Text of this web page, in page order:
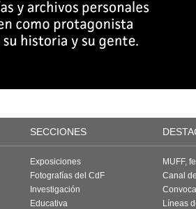
SECCIONES
Exposiciones
Fotografías del CdF
Investigación
Educativa
MUFF,
Canal
Líneas